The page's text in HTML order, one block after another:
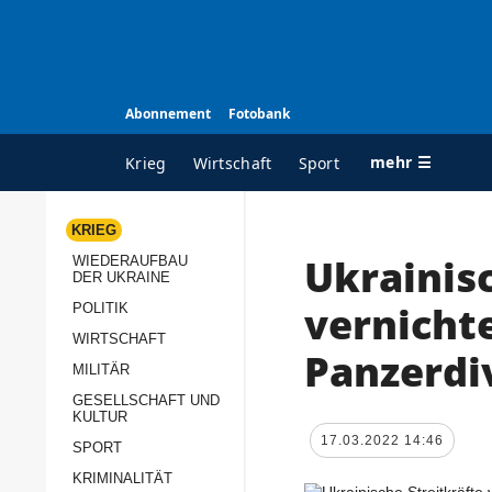
Abonnement Fotobank
Krieg Wirtschaft Sport mehr ☰
ALLE RUBRIKEN
Wiederaufbau der
Politik
Militär
KRIEG
WIEDERAUFBAU
DER UKRAINE
POLITIK
WIRTSCHAFT
MILITÄR
GESELLSCHAFT UND
KULTUR
SPORT
KRIMINALITÄT
17.03.2022 14:46